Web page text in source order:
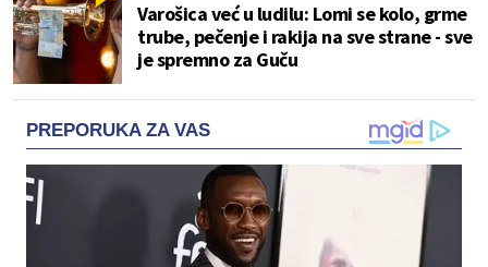
Varošica već u ludilu: Lomi se kolo, grme
trube, pečenje i rakija na sve strane - sve
je spremno za Guču
PREPORUKA ZA VAS